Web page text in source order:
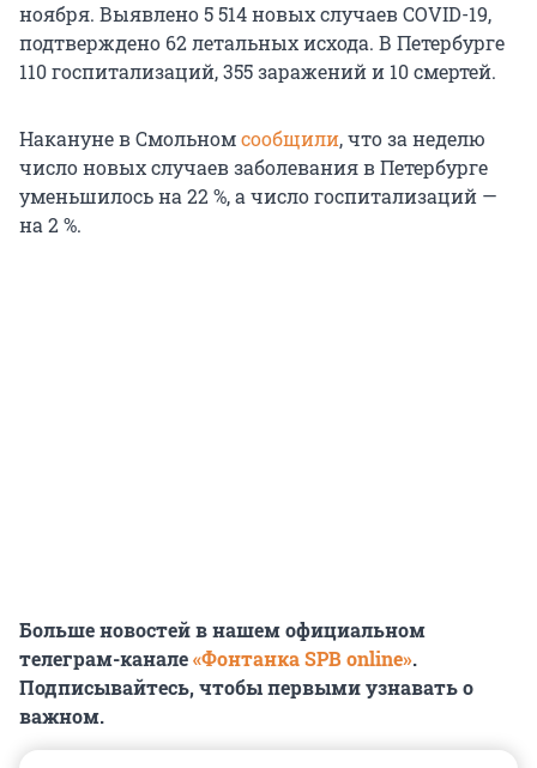
ноября. Выявлено 5 514 новых случаев COVID-19,
подтверждено 62 летальных исхода. В Петербурге
110 госпитализаций, 355 заражений и 10 смертей.
Накануне в Смольномсообщили, что за неделю
число новых случаев заболевания в Петербурге
уменьшилось на 22 %, а число госпитализаций —
на 2 %.
Больше новостей в нашем официальном
телеграм-канале«Фонтанка SPB online».
Подписывайтесь, чтобы первыми узнавать о
важном.